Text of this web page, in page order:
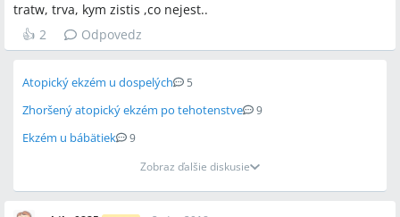
tratw, trva, kym zistis ,co nejest..
👍 2 Odpovedz
Atopický ekzém u dospelých 5
Zhoršený atopický ekzém po tehotenstve 9
Ekzém u bábätiek
9
Zobraz ďalšie diskusie